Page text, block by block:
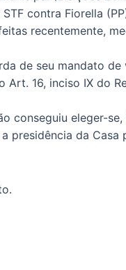
contra Fiorella
recentemente,
de seu mandato de
Art. 16, inciso IX do
conseguiu eleger-
presidência da Casa